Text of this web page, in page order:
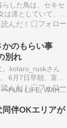
した鳥は、セキセ
凛としていて、ま
した。 引き取った
を重ね、画像のよ
りのような独特の模
なかなか出会えま
のもらい事
別れ
。kotaro_ruskさん
6月7日早朝、富士
め、車を走らせてい
んは助手席でしっ
トで固定して運転し
ライ…
Ｃｏｏいつも一緒ね 〜FUN LIFE, WAHO LIFE
伴OKエリアが